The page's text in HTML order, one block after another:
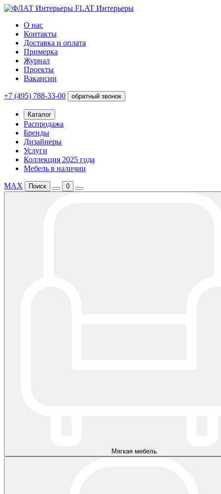
FLAT Интерьеры
О нас
Контакты
Доставка и оплата
Примерка
Журнал
Проекты
Вакансии
+7 (495) 788-33-00 обратный звонок
Каталог
Распродажа
Бренды
Дизайнеры
Услуги
Коллекция 2025 года
Мебель в наличии
MAX Поиск 0
Мягкая мебель